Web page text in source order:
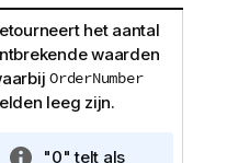
het aantal
waarden
OrderNumber
leeg zijn.
I"0" telt als